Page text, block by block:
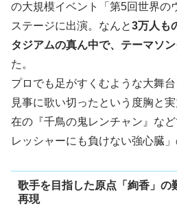
の大規模イベント「第5回世界の
ステージに出演。なんと3万人も
タジアムの真ん中で、テーマソ
た。
プロでも足がすくむような大舞台
見事に歌い切ったという度胸と
在の『千鳥の鬼レンチャン』な
レッシャーにも負けない強心臓
歌手を目指した原点「絢香」の
再現